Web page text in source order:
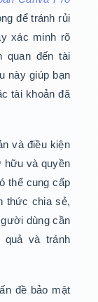
để tránh rủi
xác minh rõ
quan đến tài
này giúp bạn
tài khoản đã
và điều kiện
hữu và quyền
thể cung cấp
thức chia sẻ,
dùng cần
và tránh
đề bảo mật